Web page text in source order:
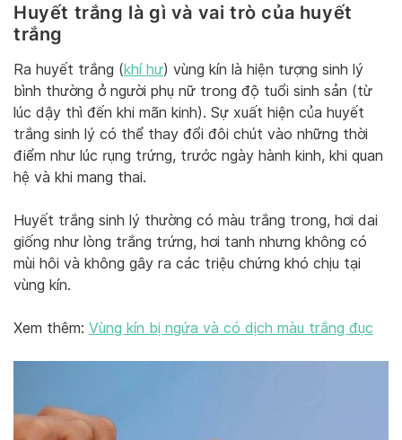
Huyết trắng là gì và vai trò của huyết
trắng
Ra huyết trắng (khí hư) vùng kín là hiện tượng sinh lý
bình thường ở người phụ nữ trong độ tuổi sinh sản (từ
lúc dậy thì đến khi mãn kinh). Sự xuất hiện của huyết
trắng sinh lý có thể thay đổi đôi chút vào những thời
điểm như lúc rụng trứng, trước ngày hành kinh, khi quan
hệ và khi mang thai.
Huyết trắng sinh lý thường có màu trắng trong, hơi dai
giống như lòng trắng trứng, hơi tanh nhưng không có
mùi hôi và không gây ra các triệu chứng khó chịu tại
vùng kín.
Xem thêm: Vùng kín bị ngứa và có dịch màu trắng đục